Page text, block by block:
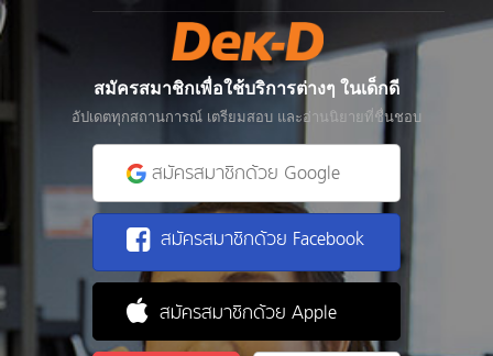
สมัครสมาชิกเพื่อใช้บริการต่างๆ ในเด็กดี
อัปเดตทุกสถานการณ์ เตรียมสอบ และอ่านนิยายที่ชื่นชอบ
สมัครสมาชิกด้วย Google
สมัครสมาชิกด้วย Facebook
สมัครสมาชิกด้วย Apple